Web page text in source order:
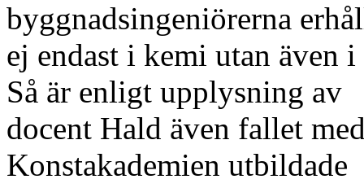
byggnadsingeniörerna
ej endast i kemi utan även
Så är enligt upplysning av
docent Hald även fallet
Konstakademien utbildade